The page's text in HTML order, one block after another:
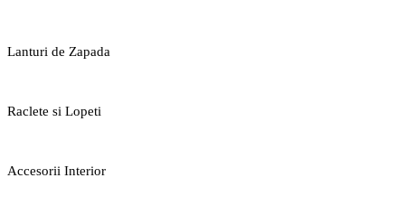
Lanturi de Zapada
Raclete si Lopeti
Accesorii Interior